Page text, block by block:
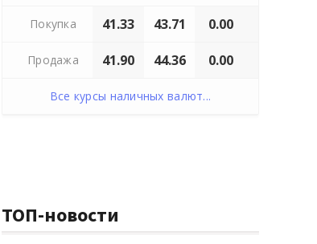
Покупка 41.33 43.71 0.00
Продажа 41.90 44.36 0.00
Все курсы наличных валют...
ТОП-новости